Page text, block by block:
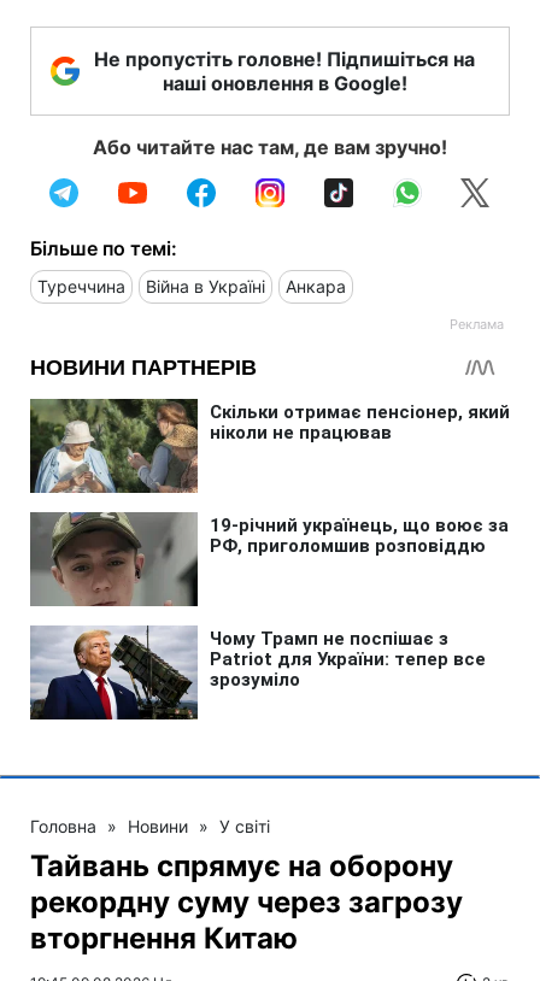
Не пропустіть головне! Підпишіться на
наші оновлення в Google!
Або читайте нас там, де вам зручно!
Більше по темі:
Туреччина Війна в Україні Анкара
Головна » Новини » У світі
Тайвань спрямує на оборону
рекордну суму через загрозу
вторгнення Китаю